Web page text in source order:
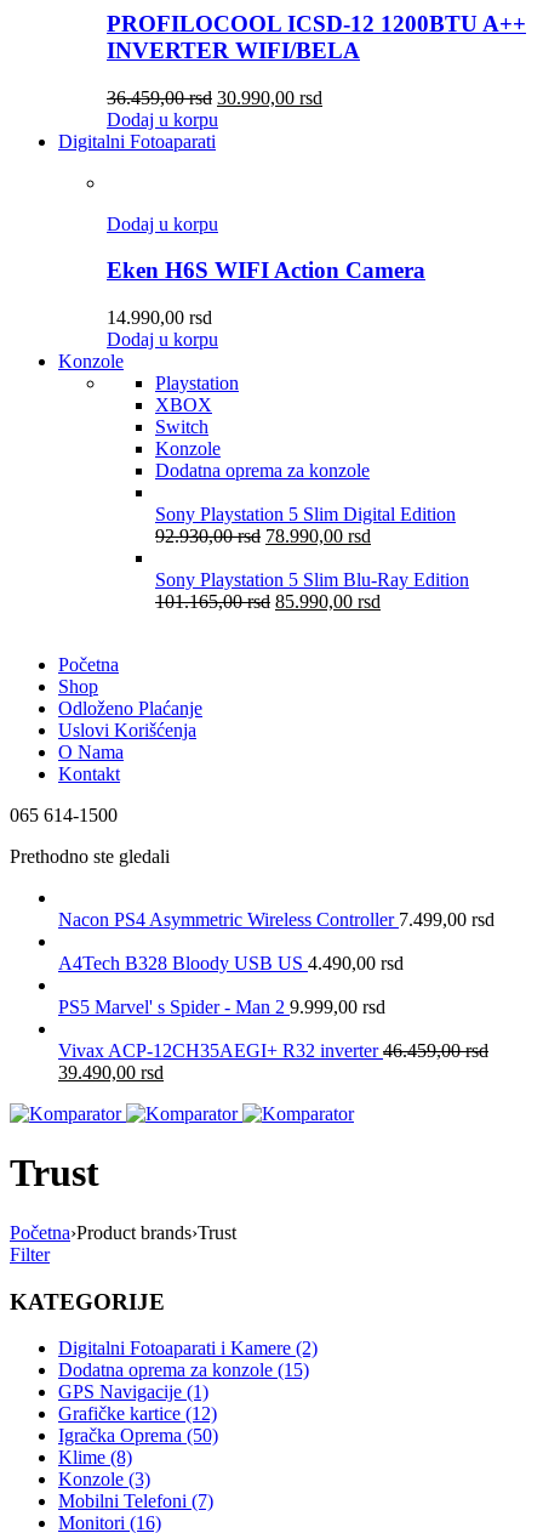
PROFILOCOOL ICSD-12 1200BTU A++
INVERTER WIFI/BELA
36.459,00rsd 30.990,00 rsd
Dodaj u korpu
Digitalni Fotoaparati
Dodaj u korpu
Eken H6S WIFI Action Camera
14.990,00 rsd
Dodaj u korpu
Konzole
Playstation
XBOX
Switch
Konzole
Dodatna oprema za konzole
Sony Playstation 5 Slim Digital Edition
92.930,00rsd 78.990,00 rsd
Sony Playstation 5 Slim Blu-Ray Edition
101.165,00rsd 85.990,00 rsd
Početna
Shop
Odloženo Plaćanje
Uslovi Korišćenja
O Nama
Kontakt
065 614-1500
Prethodno ste gledali
Nacon PS4 Asymmetric Wireless Controller 7.499,00 rsd
A4Tech B328 Bloody USB US 4.490,00 rsd
PS5 Marvel' s Spider - Man 2 9.999,00 rsd
Vivax ACP-12CH35AEGI+ R32 inverter46.459,00rsd
39.490,00 rsd
Trust
Početna›Product brands›Trust
Filter
KATEGORIJE
Digitalni Fotoaparati i Kamere (2)
Dodatna oprema za konzole (15)
GPS Navigacije (1)
Grafičke kartice (12)
Igračka Oprema (50)
Klime (8)
Konzole (3)
Mobilni Telefoni (7)
Monitori (16)